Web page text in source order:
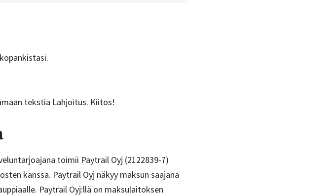
tekstiä Lahjoitus. Kiitos!
toimii Paytrail Oyj (2122839-7)
kanssa. Paytrail Oyj näkyy maksun saajana
Paytrail Oyj:llä on maksulaitoksen